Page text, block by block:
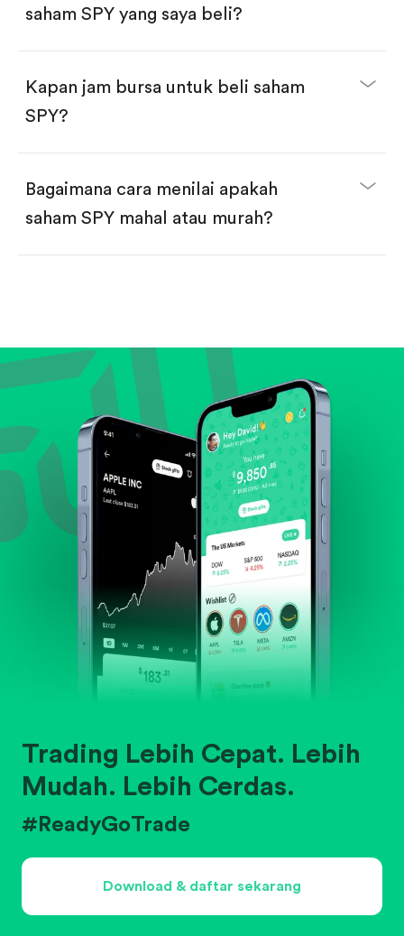
saham SPY yang saya beli?
Kapan jam bursa untuk beli saham
SPY?
Bagaimana cara menilai apakah
saham SPY mahal atau murah?
Lihat pertumbuhan pendapatan & laba.
Cek margin dan arus kas.
Evaluasi prospek bisnis dan posisi perusahaan di
industrinya.
Trading Lebih Cepat. Lebih
Mudah. Lebih Cerdas.
#ReadyGoTrade
Download & daftar sekarang